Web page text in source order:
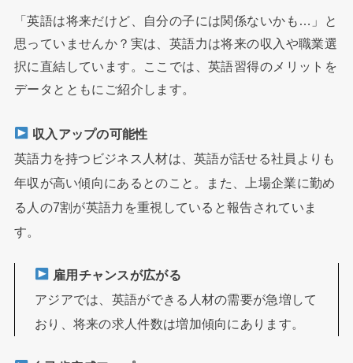
「英語は将来だけど、自分の子には関係ないかも…」と
思っていませんか？実は、英語力は将来の収入や職業選
択に直結しています。ここでは、英語習得のメリットを
データとともにご紹介します。
収入アップの可能性
英語力を持つビジネス人材は、英語が話せる社員よりも
年収が高い傾向にあるとのこと。また、上場企業に勤め
る人の7割が英語力を重視していると報告されていま
す。
雇用チャンスが広がる
アジアでは、英語ができる人材の需要が急増して
おり、将来の求人件数は増加傾向にあります。